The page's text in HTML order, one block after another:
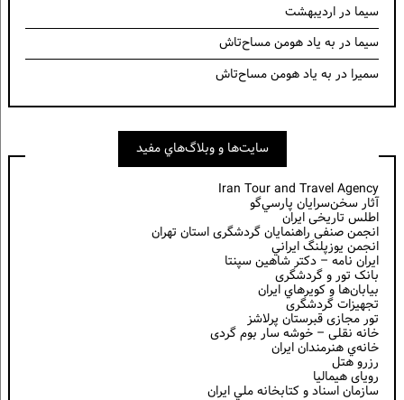
سیما دراردیبهشت
سیما در به یاد هومن مساح‌تاش
سمیرا در به یاد هومن مساح‌تاش
سايت‌ها و وبلاگ‌هاي مفيد
Iran Tour and Travel Agency
آثار سخن‌سرايان پارسي‌گو
اطلس تاریخی ایران
انجمن صنفی راهنمایان گردشگری استان تهران
انجمن يوزپلنگ ايراني
ایران نامه – دکتر شاهین سپنتا
بانک تور و گردشگری
بيابان‌ها و كويرهاي ايران
تجهیزات گردشگری
تور مجازی قبرستان پرلاشز
خانه نقلی – خوشه سار بوم گردی
خانه‌ي هنرمندان ايران
رزرو هتل
رویای هیمالیا
سازمان اسناد و كتابخانه ملي ايران